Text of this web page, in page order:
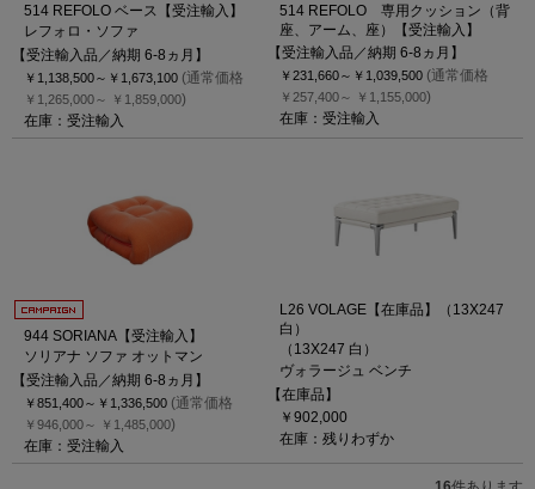
514 REFOLO ベース【受注輸入】
レフォロ・ソファ
【受注輸入品／納期 6-8ヵ月】
￥1,138,500～ ￥1,673,100 (通常価格
￥1,265,000～ ￥1,859,000)
在庫：受注輸入
514 REFOLO 専用クッション（背
座、アーム、座）【受注輸入】
【受注輸入品／納期 6-8ヵ月】
￥231,660～ ￥1,039,500 (通常価格
￥257,400～ ￥1,155,000)
在庫：受注輸入
944 SORIANA【受注輸入】
ソリアナ ソファ オットマン
【受注輸入品／納期 6-8ヵ月】
￥851,400～ ￥1,336,500 (通常価格
￥946,000～ ￥1,485,000)
在庫：受注輸入
L26 VOLAGE【在庫品】（13X247
白）
（13X247 白）
ヴォラージュ ベンチ
【在庫品】
￥902,000
在庫：残りわずか